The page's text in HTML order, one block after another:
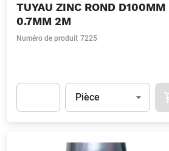
TUYAU ZINC ROND D100MM
0.7MM 2M
Numéro de produit 7225
Unité
Pièce